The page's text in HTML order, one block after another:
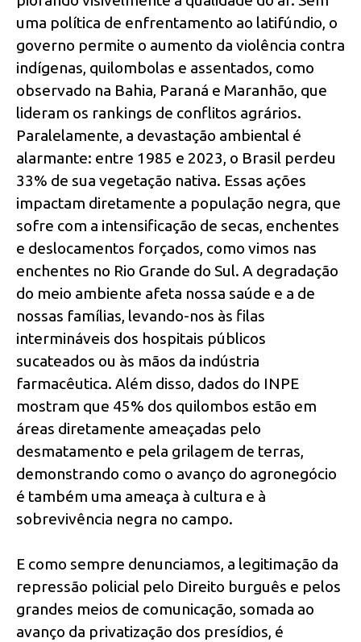
uma política de enfrentamento ao latifúndio, o
governo permite o aumento da violência contra
indígenas, quilombolas e assentados, como
observado na Bahia, Paraná e Maranhão, que
lideram os rankings de conflitos agrários.
Paralelamente, a devastação ambiental é
alarmante: entre 1985 e 2023, o Brasil perdeu
33% de sua vegetação nativa. Essas ações
impactam diretamente a população negra, que
sofre com a intensificação de secas, enchentes
e deslocamentos forçados, como vimos nas
enchentes no Rio Grande do Sul. A degradação
do meio ambiente afeta nossa saúde e a de
nossas famílias, levando-nos às filas
intermináveis dos hospitais públicos
sucateados ou às mãos da indústria
farmacêutica. Além disso, dados do INPE
mostram que 45% dos quilombos estão em
áreas diretamente ameaçadas pelo
desmatamento e pela grilagem de terras,
demonstrando como o avanço do agronegócio
é também uma ameaça à cultura e à
sobrevivência negra no campo.
E como sempre denunciamos, a legitimação da
repressão policial pelo Direito burguês e pelos
grandes meios de comunicação, somada ao
avanço da privatização dos presídios, é